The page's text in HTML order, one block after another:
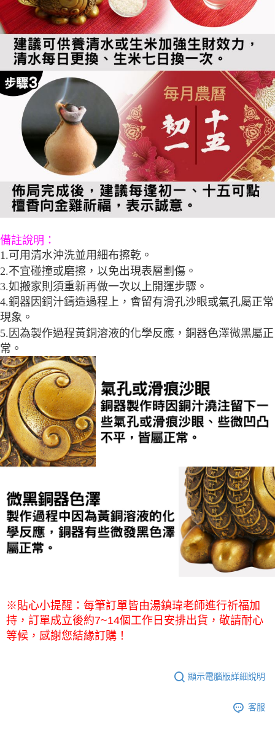
備註說明：
1.可用清水沖洗並用細布擦乾。
2.不宜碰撞或磨擦，以免出現表層劃傷。
3.如搬家則須重新再做一次以上開運步驟。
4.銅器因銅汁鑄造過程上，會留有滑孔沙眼或氣孔屬正常
現象。
5.因為製作過程黃銅溶液的化學反應，銅器色澤微黑屬正
常。
※貼心小提醒：每筆訂單皆由湯鎮瑋老師進行祈福加
持，訂單成立後約7~14個工作日安排出貨，敬請耐心
等候，感謝您結緣訂購！
顯示電腦版詳細說明
客服